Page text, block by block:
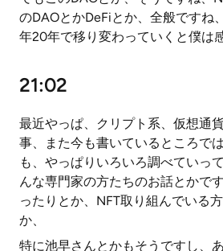
のDAOとかDeFiとか、全般ですね
年20年で移り変わっていくと僕は
21:02
最近やっぱ、クリプト系、仮想通
事、また今も書いているところで
も、やっぱりいろいろ調べていっ
んな専門家の方たちのお話とかで
ったりとか、NFT取り組んでいる
か、
特に池早さんとかもそうですし、